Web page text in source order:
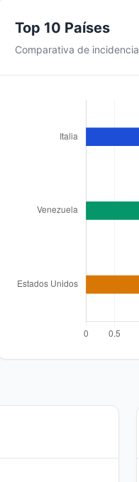
Top 10 Países
Comparativa de incidencia